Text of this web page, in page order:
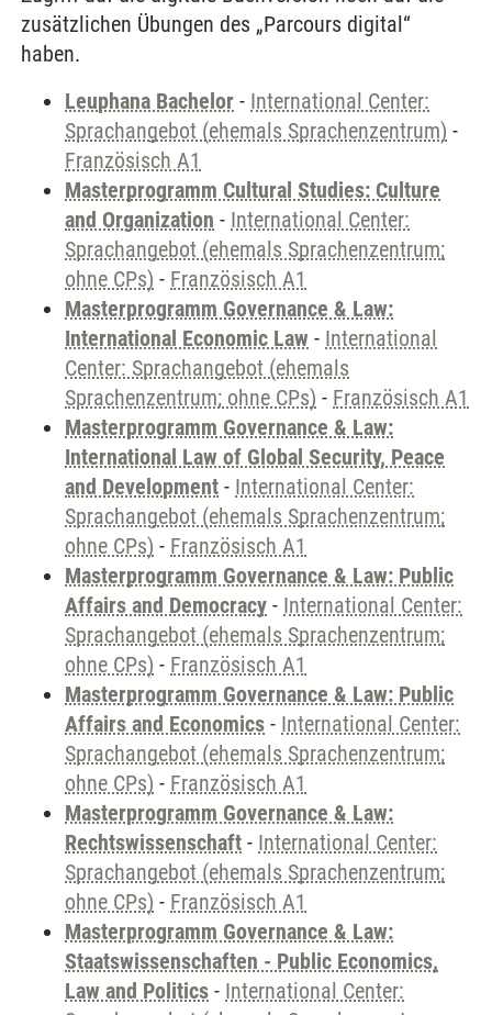
zusätzlichen Übungen des „Parcours digital“
haben.
Leuphana Bachelor - International Center:
Sprachangebot (ehemals Sprachenzentrum) -
Französisch A1
Masterprogramm Cultural Studies: Culture
and Organization - International Center:
Sprachangebot (ehemals Sprachenzentrum;
ohne CPs) - Französisch A1
Masterprogramm Governance & Law:
International Economic Law - International
Center: Sprachangebot (ehemals
Sprachenzentrum; ohne CPs) - Französisch A1
Masterprogramm Governance & Law:
International Law of Global Security, Peace
and Development - International Center:
Sprachangebot (ehemals Sprachenzentrum;
ohne CPs) - Französisch A1
Masterprogramm Governance & Law: Public
Affairs and Democracy - International Center:
Sprachangebot (ehemals Sprachenzentrum;
ohne CPs) - Französisch A1
Masterprogramm Governance & Law: Public
Affairs and Economics - International Center:
Sprachangebot (ehemals Sprachenzentrum;
ohne CPs) - Französisch A1
Masterprogramm Governance & Law:
Rechtswissenschaft - International Center:
Sprachangebot (ehemals Sprachenzentrum;
ohne CPs) - Französisch A1
Masterprogramm Governance & Law:
Staatswissenschaften - Public Economics,
Law and Politics - International Center: